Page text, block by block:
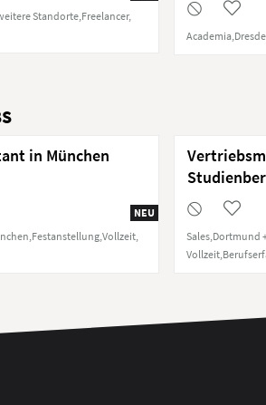
Standorte Freelancer
Academia
NEU
in München
Festanstellung Vollzeit
Sales Dortmund
Vollzeit